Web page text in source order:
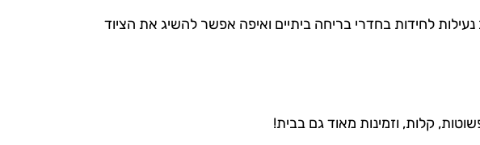
לחידות בחדרי בריחה ביתיים ואיפה אפשר להשיג את הציוד
קלות, וזמינות מאוד גם בבית!